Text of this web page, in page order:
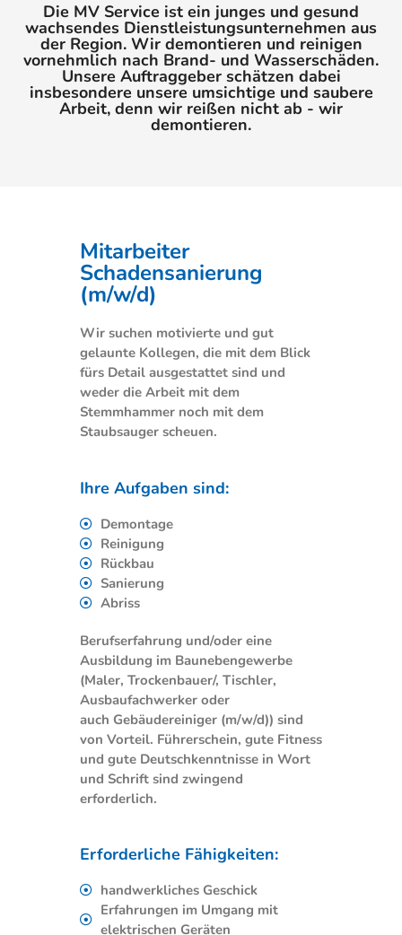
Die MV Service ist ein junges und gesund
wachsendes Dienstleistungsunternehmen aus
der Region. Wir demontieren und reinigen
vornehmlich nach Brand- und Wasserschäden.
Unsere Auftraggeber schätzen dabei
insbesondere unsere umsichtige und saubere
Arbeit, denn wir reißen nicht ab - wir
demontieren.
Mitarbeiter
Schadensanierung
(m/w/d)
Wir suchen motivierte und gut
gelaunte Kollegen, die mit dem Blick
fürs Detail ausgestattet sind und
weder die Arbeit mit dem
Stemmhammer noch mit dem
Staubsauger scheuen.
Ihre Aufgaben sind:
Demontage
Reinigung
Rückbau
Sanierung
Abriss
Berufserfahrung und/oder eine
Ausbildung im Baunebengewerbe
(Maler, Trockenbauer/, Tischler,
Ausbaufachwerker oder
auch Gebäudereiniger (m/w/d)) sind
von Vorteil. Führerschein, gute Fitness
und gute Deutschkenntnisse in Wort
und Schrift sind zwingend
erforderlich.
Erforderliche Fähigkeiten:
handwerkliches Geschick
Erfahrungen im Umgang mit
elektrischen Geräten